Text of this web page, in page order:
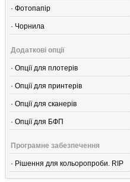
· Фотопапір
· Чорнила
Додаткові опції
· Опції для плотерів
· Опції для принтерів
· Опції для сканерів
· Опції для БФП
Програмне забезпечення
· Рішення для кольоропроби. RIP